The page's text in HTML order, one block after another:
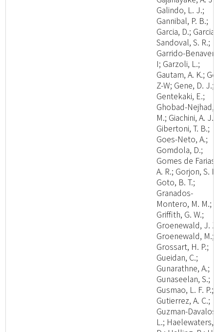
Galindo, L. J.;
Gannibal, P. B.;
Garcia, D.; Garcia-
Sandoval, S. R.;
Garrido-
I; Garzoli, L.;
Gautam, A. K.; Ge,
Z-W; Gene, D. J.;
Gentekaki, E.;
Ghobad-Nejhad,
M.; Giachini, A. J.;
Gibertoni, T. B.;
Goes-Neto, A.;
Gomdola, D.;
Gomes de Farias,
A. R.; Gorjon, S.
Goto, B. T.;
Granados-
Montero, M. M.;
Griffith, G. W.;
Groenewald, J.
Groenewald, M.;
Grossart, H. P.;
Gueidan, C.;
Gunarathne, A.;
Gunaseelan, S.;
Gusmao, L. F. P.;
Gutierrez, A. C.;
Guzman-Davalos,
L.; Haelewaters,